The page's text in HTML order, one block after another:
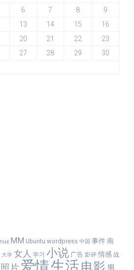
6 7 8
9
13 14 15
16
20 21 22
23
27 28 29
30
MM Ubuntu wordpress 中国 事件南
大学 女人 学习 小说 广告 影评 情感 战
爱情生活 电影 男